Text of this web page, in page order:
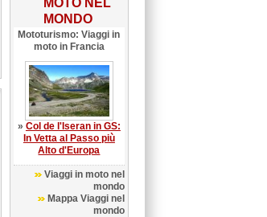
MOTO NEL
MONDO
Mototurismo: Viaggi in
moto in Francia
» Col de l'Iseran in GS:
In Vetta al Passo più
Alto d'Europa
Viaggi in moto nel
mondo
Mappa Viaggi nel
mondo